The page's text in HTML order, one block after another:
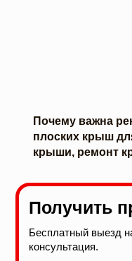
Почему важна
плоских крыш
крыши, ремонт
Получить
Бесплатный выезд
консультация.